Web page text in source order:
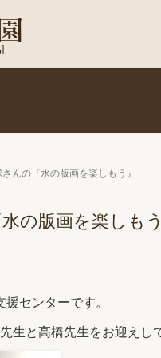
んの『水の版画を楽しもう』
の版画を楽しもう
センターです。
生と高橋先生をお迎えし